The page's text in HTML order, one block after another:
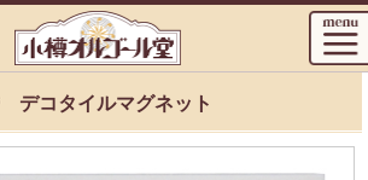
コタイルマグネット